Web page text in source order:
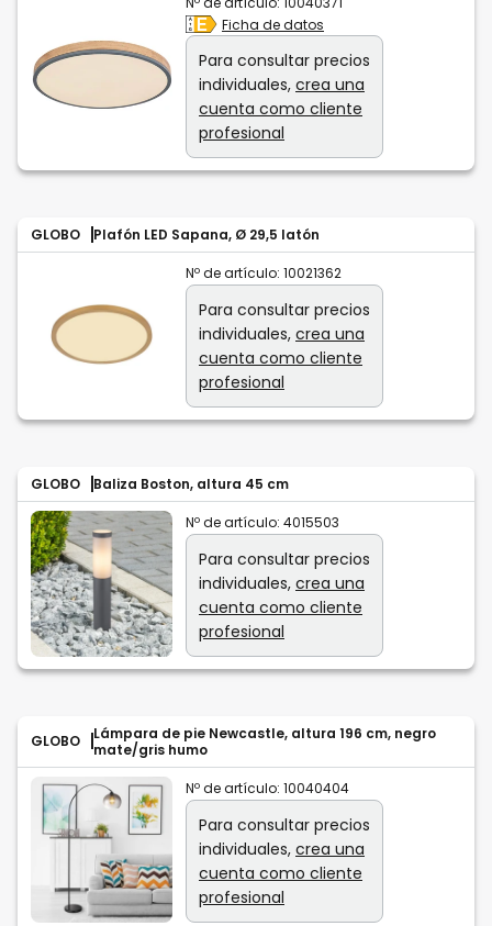
Ficha de datos
Para consultar precios
individuales, crea una
cuenta como cliente
profesional
GLOBO Plafón LED Sapana, Ø 29,5 latón
Nº de artículo: 10021362
Para consultar precios
individuales, crea una
cuenta como cliente
profesional
GLOBO Baliza Boston, altura 45 cm
Nº de artículo: 4015503
Para consultar precios
individuales, crea una
cuenta como cliente
profesional
GLOBO
Lámpara de pie Newcastle, altura 196 cm, negro
mate/gris humo
Nº de artículo: 10040404
Para consultar precios
individuales, crea una
cuenta como cliente
profesional